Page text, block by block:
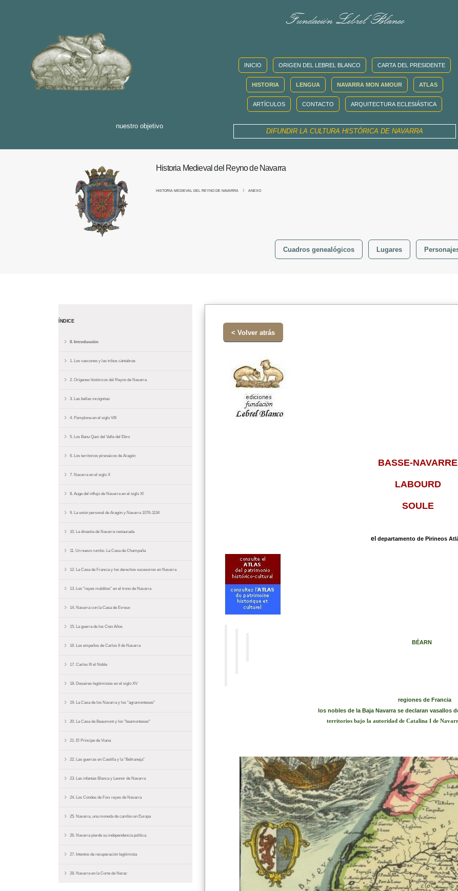
nuestro objetivo
Fundación Lebrel Blanco
INICIO ORIGEN DEL LEBREL BLANCO CARTA DEL PRESIDENTE
HISTORIA LENGUA NAVARRA MON AMOUR ATLAS
ARTÍCULOS CONTACTO ARQUITECTURA ECLESIÁSTICA
DIFUNDIR LA CULTURA HISTÓRICA DE NAVARRA
Historia Medieval del Reyno de Navarra
HISTORIA MEDIEVAL DEL REYNO DE NAVARRA ANEXO
Cuadros genealógicos Lugares
ÍNDICE
0. Introducción
1. Los vascones y las tribus cántabras
2. Orígenes históricos del Reyno de Navarra
3. Las bellas incógnitas
4. Pamplona en el siglo VIII
5. Los Banu Qasi del Valle del Ebro
6. Los territorios pirenaicos de Aragón
7. Navarra en el siglo X
8. Auge del influjo de Navarra en el siglo XI
9. La unión personal de Aragón y Navarra 1076-1134
10. La dinastía de Navarra restaurada
11. Un nuevo rumbo. La Casa de Champaña
12. La Casa de Francia y los derechos sucesorios en Navarra
13. Los "reyes malditos" en el trono de Navarra
14. Navarra con la Casa de Evreux
15. La guerra de los Cien Años
16. Los empeños de Carlos II de Navarra
17. Carlos III el Noble
18. Desaires legitimistas en el siglo XV
19. La Casa de los Navarra y los "agramonteses"
20. La Casa de Beaumont y los "beamonteses"
21. El Príncipe de Viana
22. Las guerras en Castilla y la "Beltraneja"
23. Las infantas Blanca y Leonor de Navarra
24. Los Condes de Foix reyes de Navarra
25. Navarra, una moneda de cambio en Europa
26. Navarra pierde su independencia política
27. Intentos de recuperación legitimista
28. Navarra en la Corte de Nerac
< Volver atrás
BASSE-NAVARRE
LABOURD
SOULE
el departamento de Pirineos
BÉARN
regiones de Francia
los nobles de la Baja Navarra se declaran vasallos
territorios bajo la autoridad de Catalina I de